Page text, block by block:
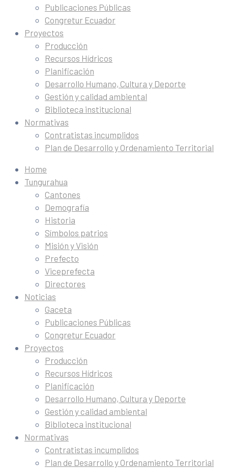
Publicaciones Públicas
Congretur Ecuador
Proyectos
Producción
Recursos Hídricos
Planificación
Desarrollo Humano, Cultura y Deporte
Gestión y calidad ambiental
Biblioteca institucional
Normativas
Contratistas incumplidos
Plan de Desarrollo y Ordenamiento Territorial
Home
Tungurahua
Cantones
Demografía
Historia
Símbolos patrios
Misión y Visión
Prefecto
Viceprefecta
Directores
Noticias
Gaceta
Publicaciones Públicas
Congretur Ecuador
Proyectos
Producción
Recursos Hídricos
Planificación
Desarrollo Humano, Cultura y Deporte
Gestión y calidad ambiental
Biblioteca institucional
Normativas
Contratistas incumplidos
Plan de Desarrollo y Ordenamiento Territorial